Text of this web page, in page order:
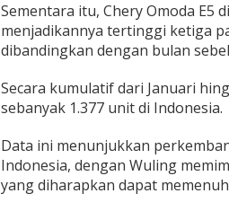
d
u
k
s
d
n
d
o
n
Sementara itu, Chery Omoda E5
menjadikannya tertinggi ketiga
dibandingkan dengan bulan
Secara kumulatif dari Januari
sebanyak 1.377 unit di Indonesia.
Data ini menunjukkan
Indonesia, dengan Wuling
yang diharapkan dapat